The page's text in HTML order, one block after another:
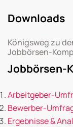
Downloads
Königsweg zu
Jobbörsen-
Jobbörsen-
Arbeitgeber-
Bewerber-
Ergebnisse &